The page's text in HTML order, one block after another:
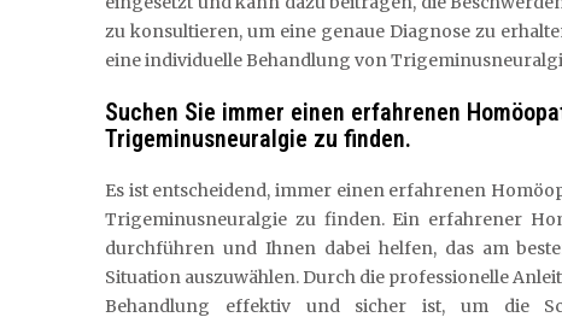
zu konsultieren, um eine genaue Diagnose zu
eine individuelle Behandlung von
Suchen Sie immer einen erfahrenen
Trigeminusneuralgie zu finden.
Es ist entscheidend, immer einen erfahrenen
Trigeminusneuralgie zu finden. Ein erfahrener
durchführen und Ihnen dabei helfen, das am
Situation auszuwählen. Durch die professionelle
Behandlung effektiv und sicher ist, um die